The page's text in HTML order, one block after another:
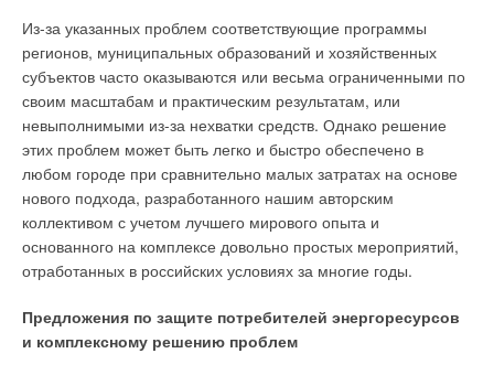
Из-за указанных проблем соответствующие программы
регионов, муниципальных образований и хозяйственных
субъектов часто оказываются или весьма ограниченными по
своим масштабам и практическим результатам, или
невыполнимыми из-за нехватки средств. Однако решение
этих проблем может быть легко и быстро обеспечено в
любом городе при сравнительно малых затратах на основе
нового подхода, разработанного нашим авторским
коллективом с учетом лучшего мирового опыта и
основанного на комплексе довольно простых мероприятий,
отработанных в российских условиях за многие годы.
Предложения по защите потребителей энергоресурсов
и комплексному решению проблем